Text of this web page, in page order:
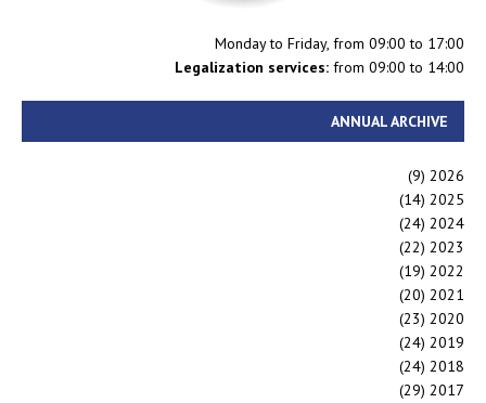
Monday to Friday, from 09:00 to 17:00
Legalization services: from 09:00 to 14:00
ANNUAL ARCHIVE
2026
(9)
2025
(14)
2024
(24)
2023
(22)
2022
(19)
2021
(20)
2020
(23)
2019
(24)
2018
(24)
2017
(29)